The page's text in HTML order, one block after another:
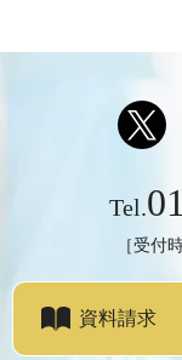
Tel.
［受付
資料請求